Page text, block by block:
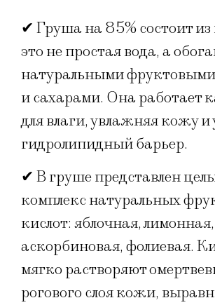
✔ Груша на 85% состоит из
это не простая вода, а
натуральными
и сахарами. Она работает
для влаги, увлажняя кожу и
гидролипидный барьер.
✔ В груше представлен
комплекс натуральных
кислот: яблочная, лимонная,
аскорбиновая, фолиевая.
мягко растворяют
рогового слоя кожи,